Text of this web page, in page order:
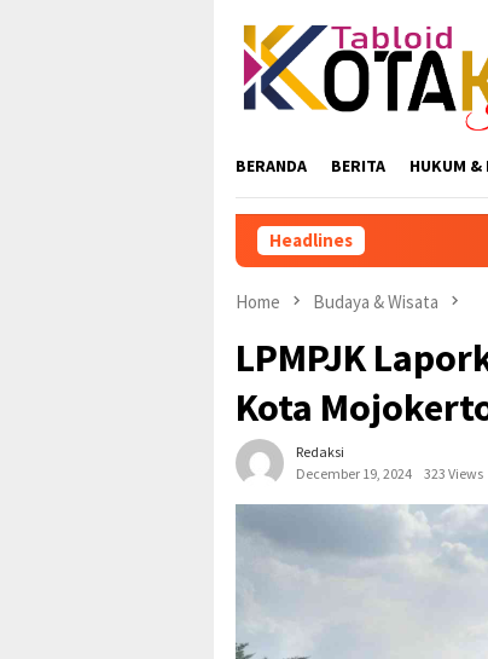
content
BERANDA BERITA HUKUM &
Headlines
Home Budaya & Wisata
LPMPJK
Kota
Redaksi
December 19, 2024
323 Views